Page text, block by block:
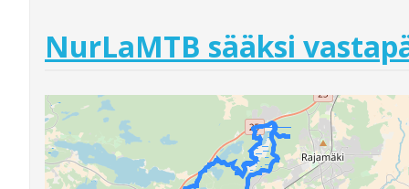
NurLaMTB sääksi